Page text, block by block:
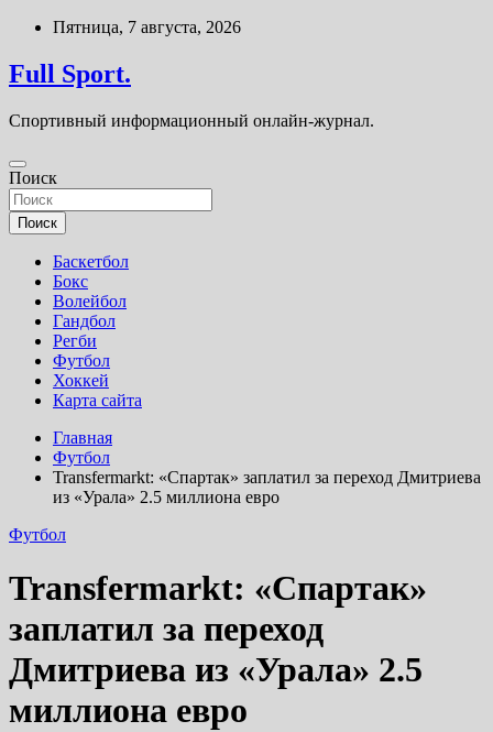
Перейти
содержимому
Пятница, 7 августа, 2026
Full Sport.
Спортивный информационный онлайн-журнал.
Поиск
Поиск
Баскетбол
Бокс
Волейбол
Гандбол
Регби
Футбол
Хоккей
Карта сайта
Главная
Футбол
Transfermarkt: «Спартак» заплатил за переход Дмитриева
из «Урала» 2.5 миллиона евро
Футбол
Transfermarkt: «Спартак»
заплатил за переход
Дмитриева из «Урала» 2.5
миллиона евро